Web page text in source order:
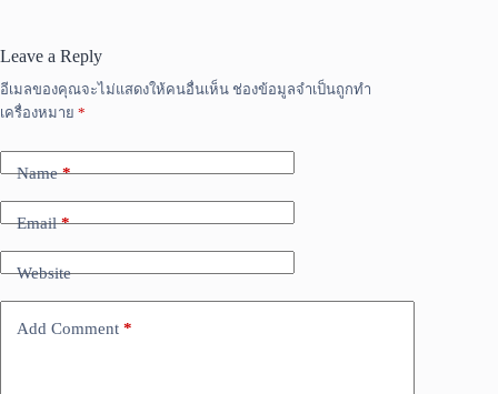
Leave a Reply
อีเมลของคุณจะไม่แสดงให้คนอื่นเห็น ช่องข้อมูลจำเป็นถูกทำ
เครื่องหมาย *
Name*
Email*
Website
Add Comment *